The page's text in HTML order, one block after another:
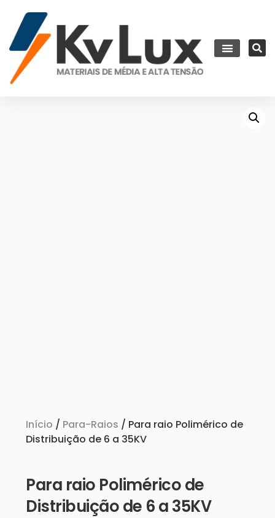
Início / Para-Raios / Para raio Polimérico de
Distribuição de 6 a 35KV
Para raio Polimérico de
Distribuição de 6 a 35KV